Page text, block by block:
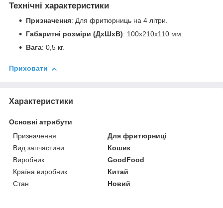
Технічні характеристики
Призначення: Для фритюрниць на 4 літри.
Габаритні розміри (ДхШхВ): 100x210x110 мм.
Вага: 0,5 кг.
Приховати
Характеристики
Основні атрибути
Призначення
Для фритюрниці
Вид запчастини
Кошик
Виробник
GoodFood
Країна виробник
Китай
Стан
Новий